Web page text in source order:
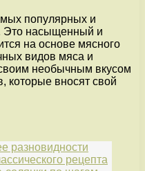
популярных и
Это насыщенный и
на основе мясного
видов мяса и
необычным вкусом
которые вносят свой
разновидности
рецепта